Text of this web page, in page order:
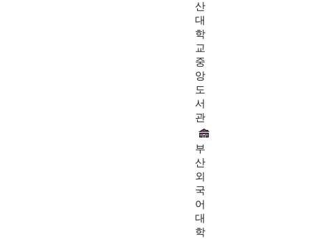
산
대
학
교
중
앙
도
서
관
부
산
외
국
어
대
학